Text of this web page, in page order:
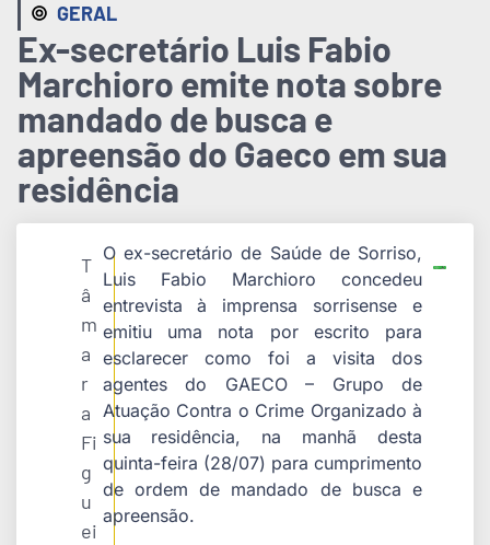
GERAL
Ex-secretário Luis Fabio
Marchioro emite nota sobre
mandado de busca e
apreensão do Gaeco em sua
residência
T
â
m
a
r
a
Fi
g
u
ei
O ex-secretário de Saúde de Sorriso,
Luis Fabio Marchioro concedeu
entrevista à imprensa sorrisense e
emitiu uma nota por escrito para
esclarecer como foi a visita dos
agentes do GAECO – Grupo de
Atuação Contra o Crime Organizado à
sua residência, na manhã desta
quinta-feira (28/07) para cumprimento
de ordem de mandado de busca e
apreensão.